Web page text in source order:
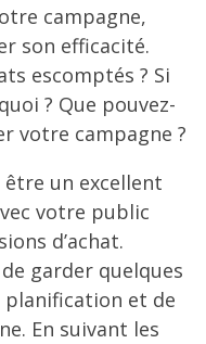
campagne,
son efficacité.
escomptés ? Si
? Que pouvez-
votre campagne ?
un excellent
votre public
d’achat.
garder quelques
planification et de
En suivant les